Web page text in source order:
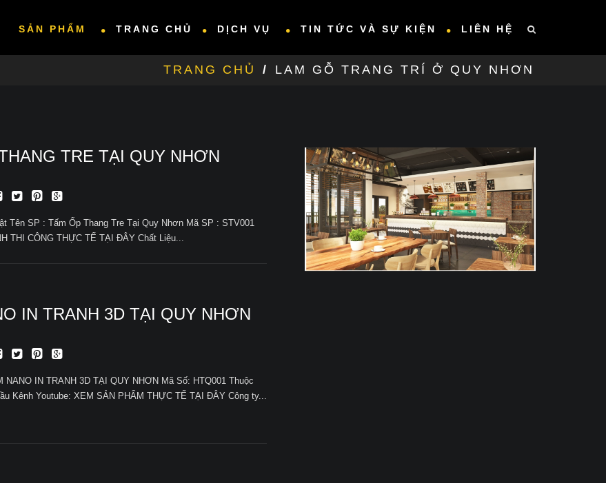
SẢN PHẨM TRANG CHỦ DỊCH VỤ TIN TỨC VÀ SỰ KIỆN LIÊN HỆ
TRANG CHỦ / LAM GỖ TRANG TRÍ Ở QUY NHƠN
TRE TẠI QUY NHƠN
Tên SP : Tấm Ốp Thang Tre Tại Quy Nhơn Mã SP : STV001
THI CÔNG THỰC TẾ TẠI ĐÂY Chất Liệu...
IN TRANH 3D TẠI QUY NHƠN
NANO IN TRANH 3D TẠI QUY NHƠN Mã Số: HTQ001 Thuộc
Kênh Youtube: XEM SẢN PHẨM THỰC TẾ TẠI ĐÂY Công ty...